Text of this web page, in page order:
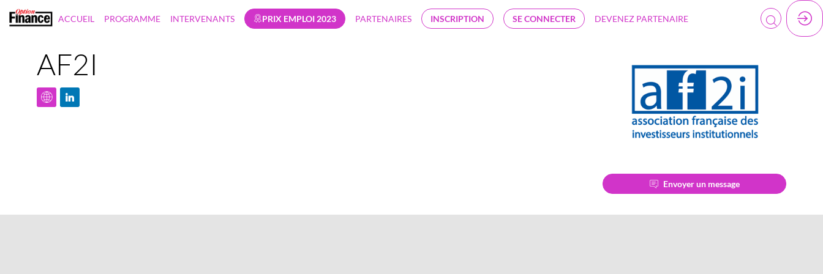
ACCUEIL PROGRAMME INTERVENANTS PRIX EMPLOI 2023 PARTENAIRES INSCRIPTION SE CONNECTER DEVENEZ PARTENAIRE
#isretcapitalhumain23
AF2I
Envoyer un message